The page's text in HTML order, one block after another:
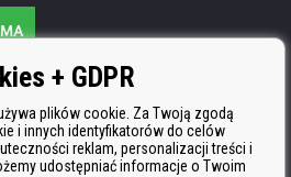
certyfikat+ GDPR
plików cookie. Za Twoją zgodą
i innych identyfikatorów do celów
reklam, personalizacji treści i
udostępniać informacje o Twoim